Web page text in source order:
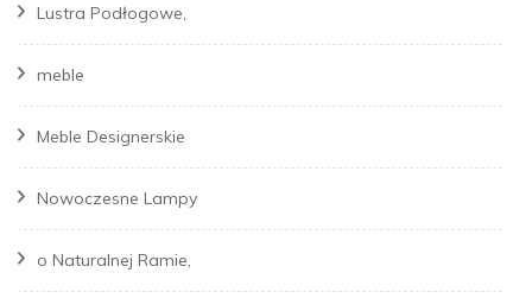
Lustra Podłogowe,
meble
Meble Designerskie
Nowoczesne Lampy
o Naturalnej Ramie,